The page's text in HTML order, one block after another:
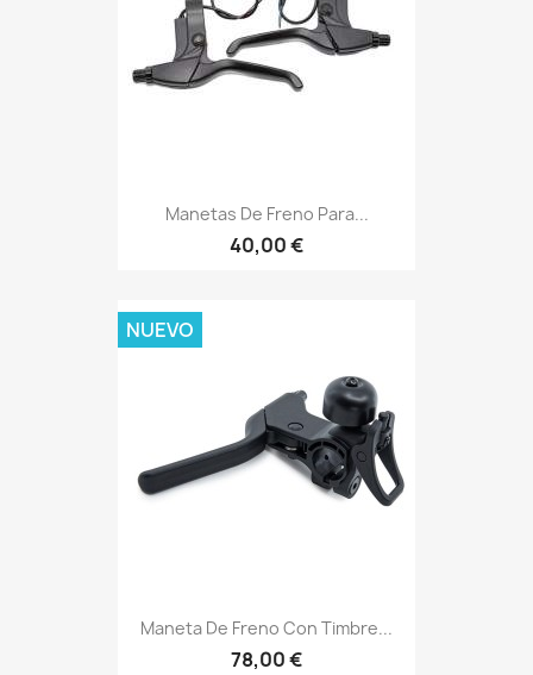
Manetas De Freno Para...
40,00 €
Maneta De Freno Con Timbre...
78,00 €
NUEVO